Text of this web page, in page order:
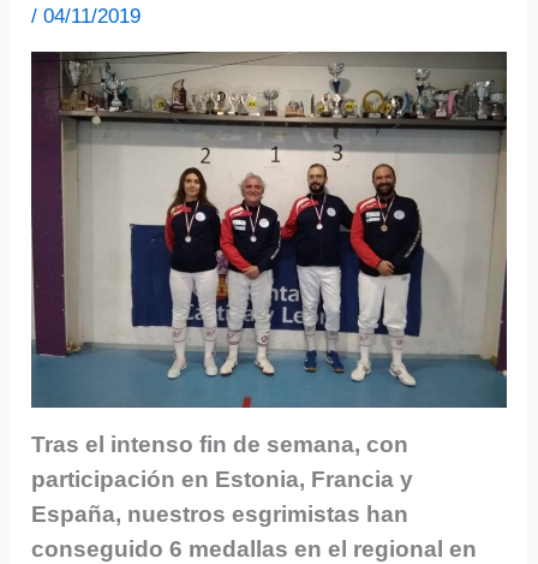
/04/11/2019
Tras el intenso fin de semana, con
participación en Estonia, Francia y
España, nuestros esgrimistas han
conseguido 6 medallas en el regional en